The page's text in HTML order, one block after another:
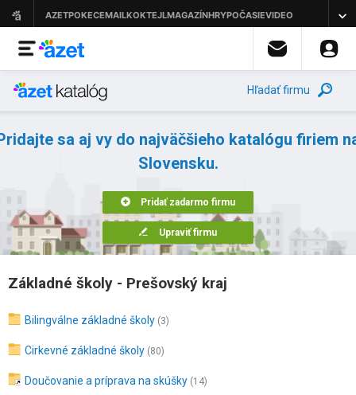
Hľadať firmu
sa aj vy do najväčšieho katalógu firiem
Slovensku.
Pridať zadarmo firmu
Upraviť firmu
Základné školy - Prešovský kraj
Bilingválne základné školy (3)
Cirkevné základné školy (80)
Doučovanie a príprava na skúšky (14)